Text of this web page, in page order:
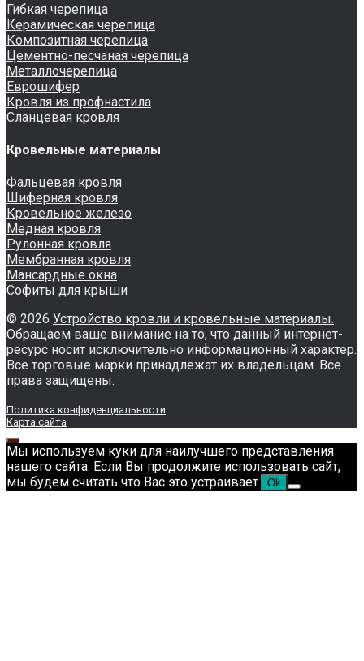
Гибкая черепица
Керамическая черепица
Композитная черепица
Цементно-песчаная черепица
Металлочерепица
Еврошифер
Кровля из профнастила
Сланцевая кровля
Кровельные материалы
Фальцевая кровля
Шиферная кровля
Кровельное железо
Медная кровля
Рулонная кровля
Мембранная кровля
Мансардные окна
Софиты для крыши
© 2026 Устройство кровли и кровельные материалы.
Обращаем ваше внимание на то, что данный интернет-
ресурс носит исключительно информационный характер.
Все торговые марки принадлежат их владельцам. Все
права защищены.
Политика конфиденциальности
Карта сайта
Мы используем куки для наилучшего представления
нашего сайта. Если Вы продолжите использовать сайт,
мы будем считать что Вас это устраивает. Ok